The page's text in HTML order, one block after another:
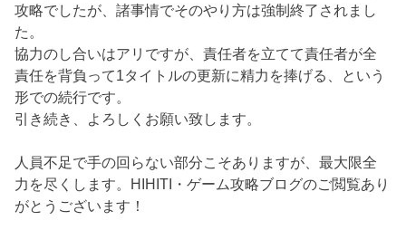
攻略でしたが、諸事情でそのやり方は強制終了されまし
た。
協力のし合いはアリですが、責任者を立てて責任者が全
責任を背負って1タイトルの更新に精力を捧げる、という
形での続行です。
引き続き、よろしくお願い致します。
人員不足で手の回らない部分こそありますが、最大限全
力を尽くします。HIHITI・ゲーム攻略ブログのご閲覧あり
がとうございます！